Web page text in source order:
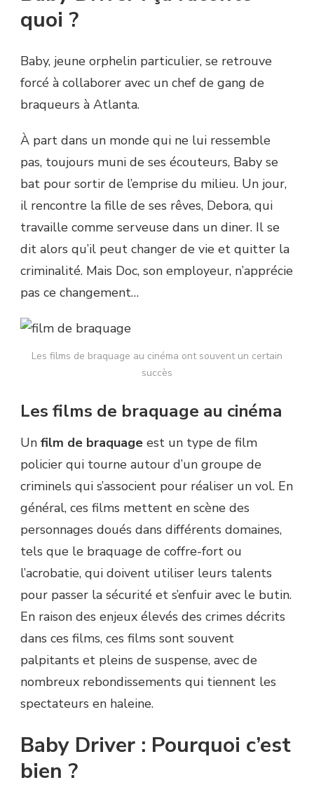
quoi ?
Baby, jeune orphelin particulier, se retrouve
forcé à collaborer avec un chef de gang de
braqueurs à Atlanta.
À part dans un monde qui ne lui ressemble
pas, toujours muni de ses écouteurs, Baby se
bat pour sortir de l’emprise du milieu. Un jour,
il rencontre la fille de ses rêves, Debora, qui
travaille comme serveuse dans un diner. Il se
dit alors qu’il peut changer de vie et quitter la
criminalité. Mais Doc, son employeur, n’apprécie
pas ce changement…
Les films de braquage au cinéma ont souvent un certain
succès
Les films de braquage au cinéma
Un film de braquage est un type de film
policier qui tourne autour d’un groupe de
criminels qui s’associent pour réaliser un vol. En
général, ces films mettent en scène des
personnages doués dans différents domaines,
tels que le braquage de coffre-fort ou
l’acrobatie, qui doivent utiliser leurs talents
pour passer la sécurité et s’enfuir avec le butin.
En raison des enjeux élevés des crimes décrits
dans ces films, ces films sont souvent
palpitants et pleins de suspense, avec de
nombreux rebondissements qui tiennent les
spectateurs en haleine.
Baby Driver : Pourquoi c’est
bien ?